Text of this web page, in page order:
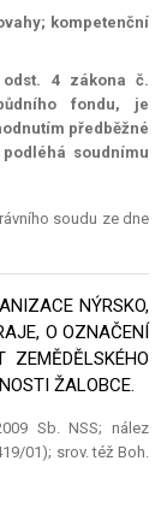
kompetenční
4 zákona č.
fondu, je
předběžné
soudnímu
soudu ze dne
NÝRSKO,
O OZNAČENÍ
ZEMĚDĚLSKÉHO
ŽALOBCE.
Sb. NSS; nález
01); srov. též Boh.